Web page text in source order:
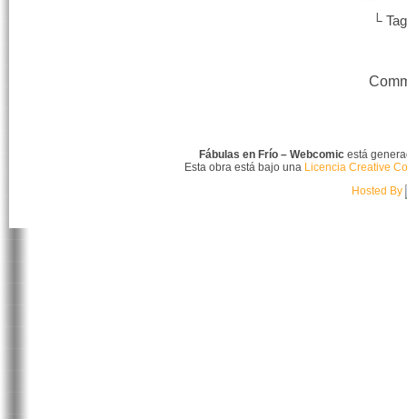
└
Fábulas en Frío – Webcomicestá
Esta obra está bajo una Licencia Creative
Hosted By